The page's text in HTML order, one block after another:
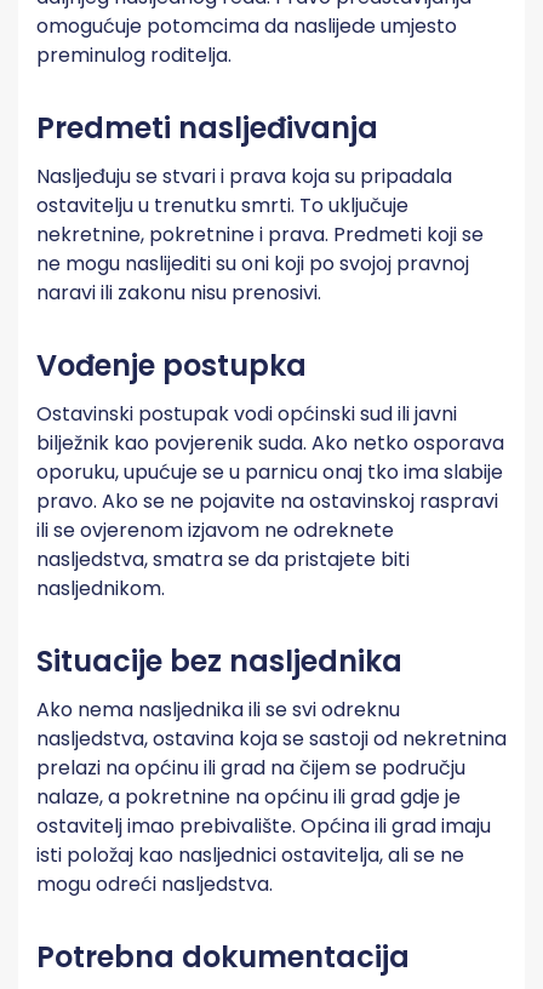
omogućuje potomcima da naslijede umjesto
preminulog roditelja.
Predmeti nasljeđivanja
Nasljeđuju se stvari i prava koja su pripadala
ostavitelju u trenutku smrti. To uključuje
nekretnine, pokretnine i prava. Predmeti koji se
ne mogu naslijediti su oni koji po svojoj pravnoj
naravi ili zakonu nisu prenosivi.
Vođenje postupka
Ostavinski postupak vodi općinski sud ili javni
bilježnik kao povjerenik suda. Ako netko osporava
oporuku, upućuje se u parnicu onaj tko ima slabije
pravo. Ako se ne pojavite na ostavinskoj raspravi
ili se ovjerenom izjavom ne odreknete
nasljedstva, smatra se da pristajete biti
nasljednikom.
Situacije bez nasljednika
Ako nema nasljednika ili se svi odreknu
nasljedstva, ostavina koja se sastoji od nekretnina
prelazi na općinu ili grad na čijem se području
nalaze, a pokretnine na općinu ili grad gdje je
ostavitelj imao prebivalište. Općina ili grad imaju
isti položaj kao nasljednici ostavitelja, ali se ne
mogu odreći nasljedstva.
Potrebna dokumentacija